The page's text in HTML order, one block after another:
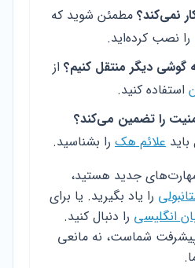
مطمئن شوید که
نصب کرده‌اید.
گوشی دیگر منتقل کنیم؟ از
استفاده کنید.
را تضمین می‌کند؟
علائم هک را بشناسید.
مهارت‌های جدید هستید،
را یاد بگیرید. یا برای
انگلیسی را دنبال کنید.
پیشرفت شماست، نه مانعی